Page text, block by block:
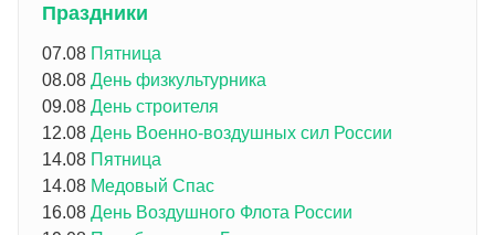
Праздники
07.08 Пятница
08.08 День физкультурника
09.08 День строителя
12.08 День Военно-воздушных сил России
14.08 Пятница
14.08 Медовый Спас
16.08 День Воздушного Флота России